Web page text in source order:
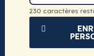
230 caractères